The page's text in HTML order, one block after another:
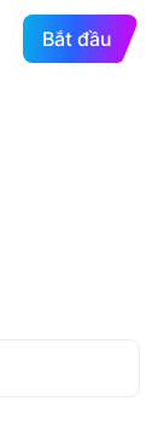
Bắt đầu